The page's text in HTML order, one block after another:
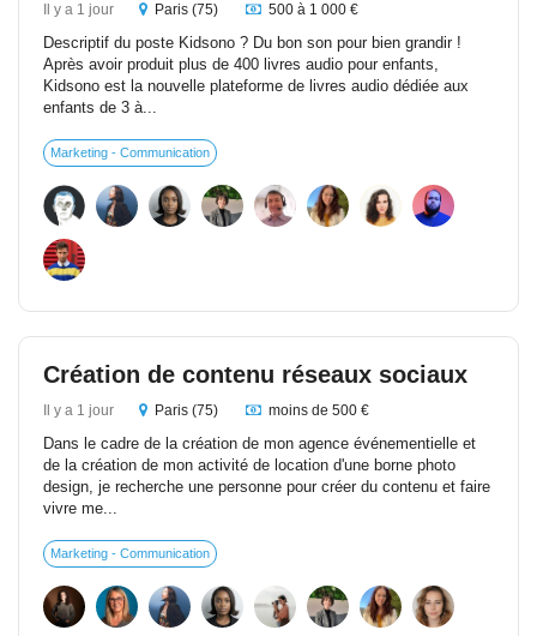
Il y a 1 jour Paris (75) 500 à 1 000 €
Descriptif du poste Kidsono ? Du bon son pour bien grandir !
Après avoir produit plus de 400 livres audio pour enfants,
Kidsono est la nouvelle plateforme de livres audio dédiée aux
enfants de 3 à...
Marketing - Communication
Création de contenu réseaux sociaux
Il y a 1 jour Paris (75) moins de 500 €
Dans le cadre de la création de mon agence événementielle et
de la création de mon activité de location d'une borne photo
design, je recherche une personne pour créer du contenu et faire
vivre me...
Marketing - Communication